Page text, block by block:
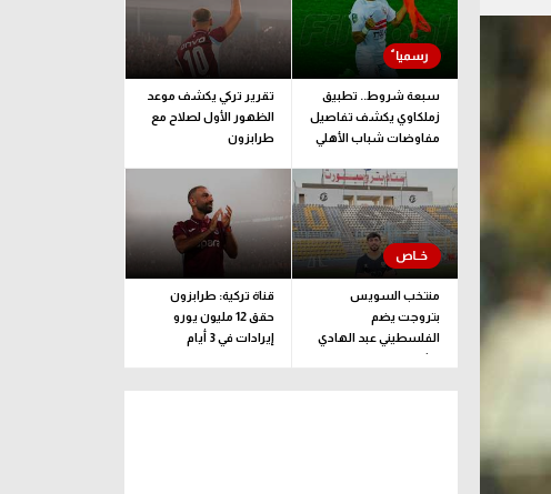
سبعة شروط.. تطبيق
زملكاوي يكشف تفاصيل
مفاوضات شباب الأهلي
تقرير تركي يكشف موعد
الظهور الأول لصلاح مع
طرابزون
منتخب السويس
بتروجت يضم
الفلسطيني عبد الهادي
راشد
قناة تركية: طرابزون
حقق 12 مليون يورو
إيرادات في 3 أيام